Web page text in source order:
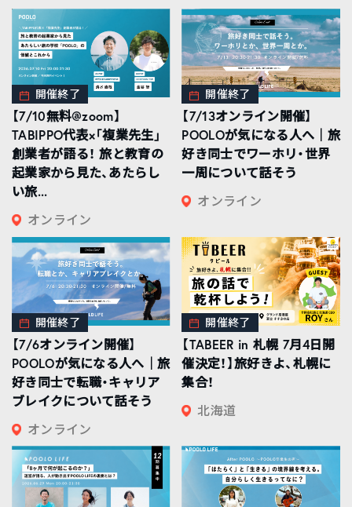
開催終了
【7/10無料@zoom】
TABIPPO代表×「複業先生」
創業者が語る！ 旅と教育の
起業家から見た、あたらし
い旅...
オンライン
開催終了
【7/13オンライン開催】
POOLOが気になる人へ｜旅
好き同士でワーホリ・世界
一周について話そう
オンライン
開催終了
【7/6オンライン開催】
POOLOが気になる人へ｜旅
好き同士で転職・キャリア
ブレイクについて話そう
オンライン
開催終了
【TABEER in 札幌 7月4日開
催決定！】旅好きよ、札幌に
集合！
北海道